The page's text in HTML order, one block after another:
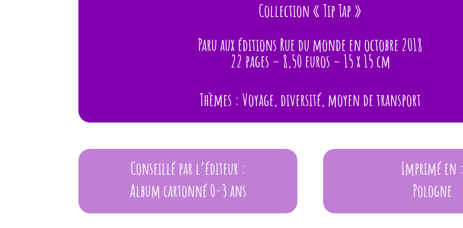
Collection « Tip Tap »
Paru aux éditions Rue du monde en octobre 2018
22 pages – 8,50 euros – 15 x 15 cm
Thèmes : Voyage, diversité, moyen de transport
Conseillé par l’éditeur :
Album cartonné 0-3 ans
Imprimé en :
Pologne